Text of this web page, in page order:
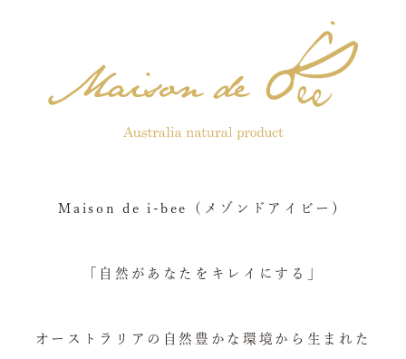
Maison de i-bee（メゾンドアイビー）
「自然があなたをキレイにする」
オーストラリアの自然豊かな環境から生まれた